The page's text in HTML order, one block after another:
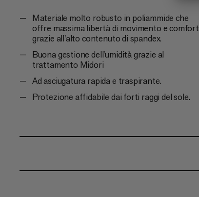
Materiale molto robusto in poliammide che
offre massima libertà di movimento e comfort
grazie all'alto contenuto di spandex.
Buona gestione dell'umidità grazie al
trattamento Midori
Ad asciugatura rapida e traspirante.
Protezione affidabile dai forti raggi del sole.